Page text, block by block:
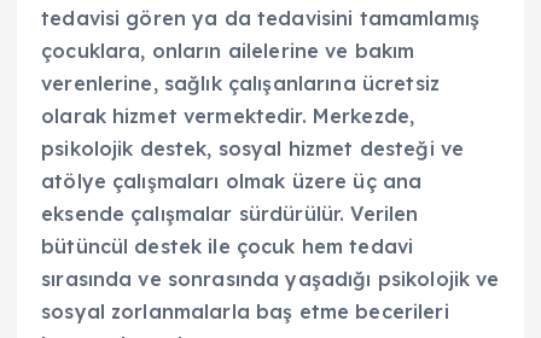
tedavisi gören ya da tedavisini tamamlamış
çocuklara, onların ailelerine ve bakım
verenlerine, sağlık çalışanlarına ücretsiz
olarak hizmet vermektedir. Merkezde,
psikolojik destek, sosyal hizmet desteği ve
atölye çalışmaları olmak üzere üç ana
eksende çalışmalar sürdürülür. Verilen
bütüncül destek ile çocuk hem tedavi
sırasında ve sonrasında yaşadığı psikolojik ve
sosyal zorlanmalarla baş etme becerileri